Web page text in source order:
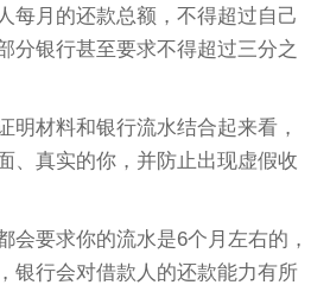
每月的还款总额，不得超过自己
分银行甚至要求不得超过三分之
材料和银行流水结合起来看，
、真实的你，并防止出现虚假收
要求你的流水是6个月左右的，
银行会对借款人的还款能力有所